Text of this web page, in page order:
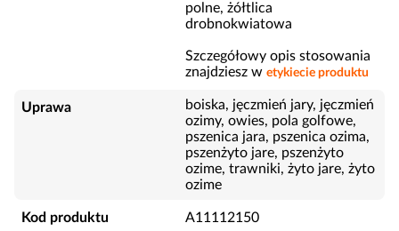
polne, żółtlica
drobnokwiatowa
Szczegółowy opis stosowania
znajdziesz w etykiecie produktu
Uprawa
boiska, jęczmień jary, jęczmień
ozimy, owies, pola golfowe,
pszenica jara, pszenica ozima,
pszenżyto jare, pszenżyto
ozime, trawniki, żyto jare, żyto
ozime
Kod produktu A11112150